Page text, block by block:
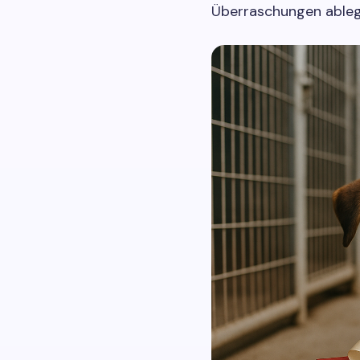
Überraschungen